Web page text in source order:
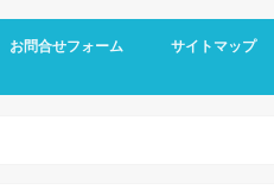
お問合せフォーム サイトマップ